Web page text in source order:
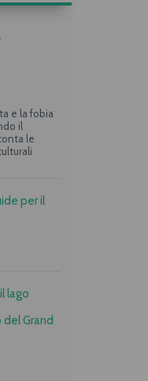
e la fobia
il
le
per il
lago
Grand